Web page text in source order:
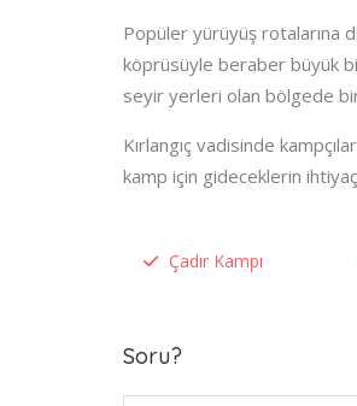
Popüler yürüyüş rotalarına
köprüsüyle beraber büyük
seyir yerleri olan bölgede
Kırlangıç vadisinde
kamp için gideceklerin
Çadır Kampı
Soru?